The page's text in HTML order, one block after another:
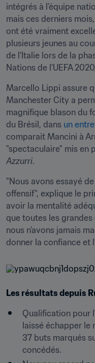
intégrés à l'équipe
mais ces derniers
ont été vraiment
plusieurs jeunes au
de l'Italie lors de la
Nations de l'UEFA
Marcello Lippi assure
Manchester City a
magnifique blason du
du Brésil, dans un
comparait Mancini à
Azzurri.
"Nous avons essayé
offensif", explique le
avoir la mentalité
que toutes les
nous n'avons jamais
donner la confiance et
Les résultats depuis
Qualification pour
laissé échapper
37 buts marqués
concédés.